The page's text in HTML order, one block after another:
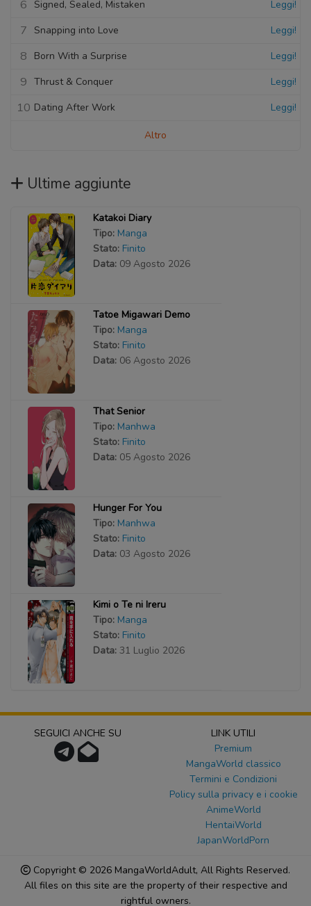
6 Signed, Sealed, Mistaken Leggi!
7 Snapping into Love Leggi!
8 Born With a Surprise Leggi!
9 Thrust & Conquer Leggi!
10 Dating After Work Leggi!
Altro
Ultime aggiunte
Katakoi Diary
Tipo: Manga
Stato: Finito
Data: 09 Agosto 2026
Tatoe Migawari Demo
Tipo: Manga
Stato: Finito
Data: 06 Agosto 2026
That Senior
Tipo: Manhwa
Stato: Finito
Data: 05 Agosto 2026
Hunger For You
Tipo: Manhwa
Stato: Finito
Data: 03 Agosto 2026
Kimi o Te ni Ireru
Tipo: Manga
Stato: Finito
Data: 31 Luglio 2026
SEGUICI ANCHE SU
LINK UTILI
Premium
MangaWorld classico
Termini e Condizioni
Policy sulla privacy e i cookie
AnimeWorld
HentaiWorld
JapanWorldPorn
Copyright © 2026 MangaWorldAdult, All Rights Reserved.
All files on this site are the property of their respective and
rightful owners.